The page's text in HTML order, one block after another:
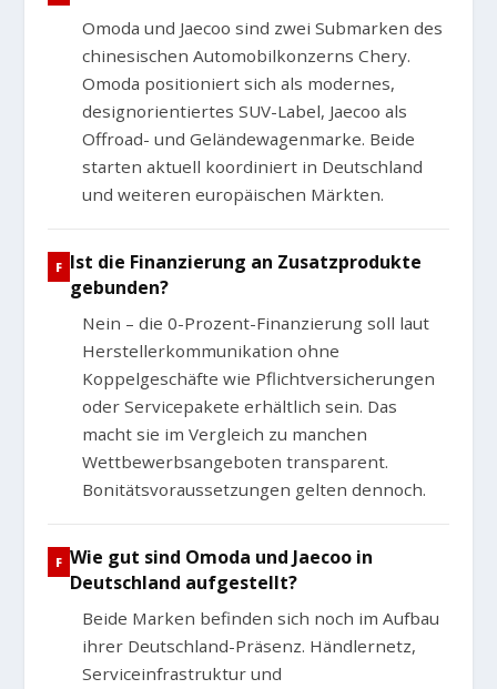
Omoda und Jaecoo sind zwei Submarken des
chinesischen Automobilkonzerns Chery.
Omoda positioniert sich als modernes,
designorientiertes SUV-Label, Jaecoo als
Offroad- und Geländewagenmarke. Beide
starten aktuell koordiniert in Deutschland
und weiteren europäischen Märkten.
Ist die Finanzierung an Zusatzprodukte
gebunden?
Nein – die 0-Prozent-Finanzierung soll laut
Herstellerkommunikation ohne
Koppelgeschäfte wie Pflichtversicherungen
oder Servicepakete erhältlich sein. Das
macht sie im Vergleich zu manchen
Wettbewerbsangeboten transparent.
Bonitätsvoraussetzungen gelten dennoch.
Wie gut sind Omoda und Jaecoo in
Deutschland aufgestellt?
Beide Marken befinden sich noch im Aufbau
ihrer Deutschland-Präsenz. Händlernetz,
Serviceinfrastruktur und